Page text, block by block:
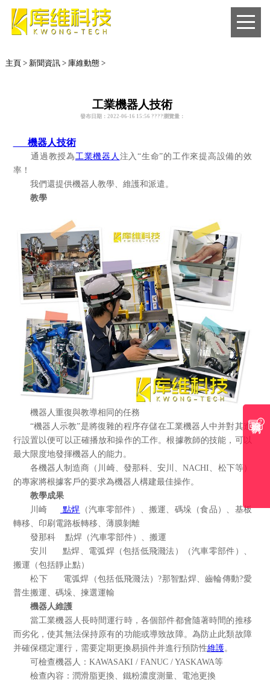
主頁> 新聞資訊> 庫維動態>
工業機器人技術
發布日期：2022-06-16 15:56 ????瀏覽量：
機器人技術
通過教授為工業機器人 注入“生命”的工作來提高設備的效
率！
我們還提供機器人教學、維護和派遣。
教學
機器人重復與教導相同的任務
“機器人示教”是將復雜的程序存儲在工業機器人中并對其進
行設置以便可以正確播放和操作的工作。根據教師的技能，可以
最大限度地發揮機器人的能力。
各機器人制造商（川崎、發那科、安川、NACHI、松下等）
的專家將根據客戶的要求為機器人構建最佳操作。
教學成果
川崎 點焊 （汽車零部件）、搬運、碼垛（食品）、基板
轉移、印刷電路板轉移、薄膜剝離
發那科 點焊（汽車零部件）、搬運
安川 點焊、電弧焊（包括低飛濺法）（汽車零部件）、
搬運（包括靜止點）
松下 電弧焊（包括低飛濺法）?那智點焊、齒輪傳動?愛
普生搬運、碼垛、揀選運輸
機器人維護
當工業機器人長時間運行時，各個部件都會隨著時間的推移
而劣化，使其無法保持原有的功能或導致故障。為防止此類故障
并確保穩定運行，需要定期更換易損件并進行預防性維護。
可檢查機器人：KAWASAKI / FANUC / YASKAWA等
檢查內容：潤滑脂更換、鐵粉濃度測量、電池更換